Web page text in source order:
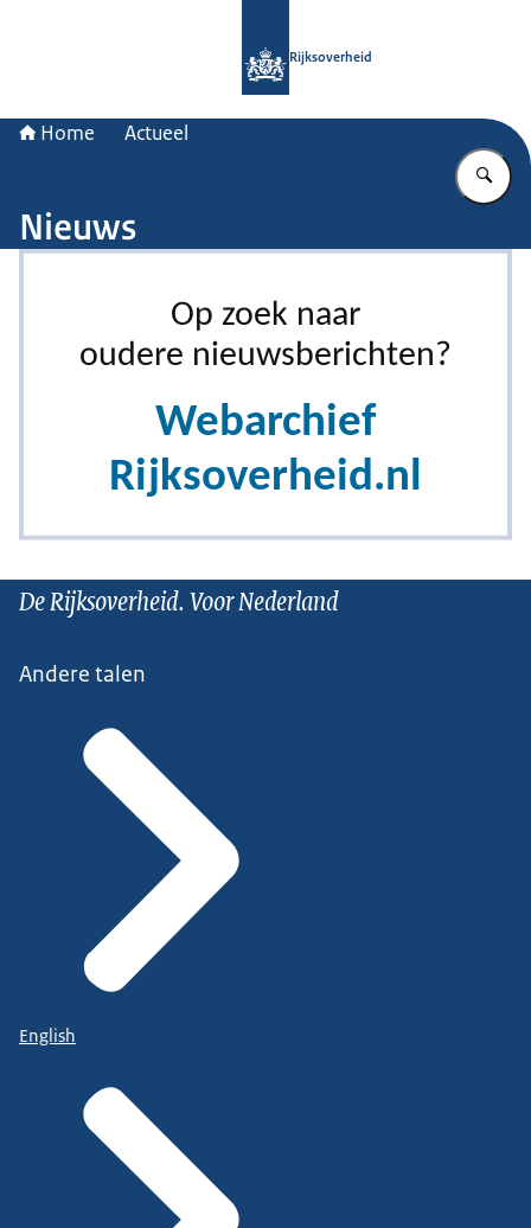
Rijksoverheid
Home Actueel
Nieuws
De Rijksoverheid. Voor Nederland
Andere talen
English